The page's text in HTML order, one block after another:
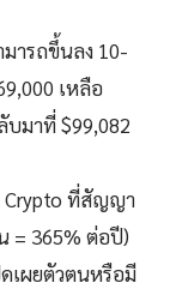
ารถขึ้นลง 10-
เหลือ
บมาที่ $99,082
Crypto ที่สัญญา
= 365% ต่อปี)
เผยตัวตนหรือมี